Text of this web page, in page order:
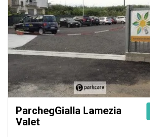
ParchegGialla Lamezia
Valet